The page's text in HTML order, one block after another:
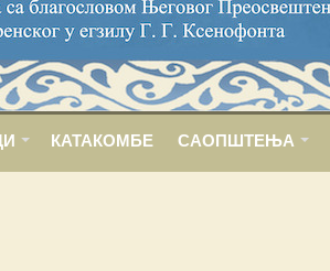
КАТАКОМБЕ САОПШТЕЊА